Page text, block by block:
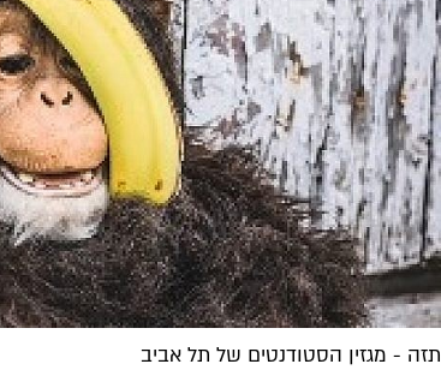
תזה - מגזין הסטודנטים של תל אביב